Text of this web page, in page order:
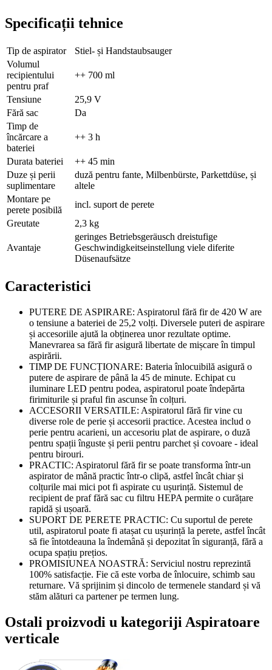
Specificații tehnice
Tip de aspirator
Stiel- și Handstaubsauger
Volumul
recipientului
pentru praf
++ 700 ml
Tensiune
25,9 V
Fără sac
Da
Timp de
încărcare a
bateriei
++ 3 h
Durata bateriei
++ 45 min
Duze și perii
suplimentare
duză pentru fante, Milbenbürste, Parkettdüse, și
altele
Montare pe
perete posibilă
incl. suport de perete
Greutate
2,3 kg
Avantaje
geringes Betriebsgeräusch dreistufige
Geschwindigkeitseinstellung viele diferite
Düsenaufsätze
Caracteristici
PUTERE DE ASPIRARE: Aspiratorul fără fir de 420 W are
o tensiune a bateriei de 25,2 volți. Diversele puteri de aspirare
și accesoriile ajută la obținerea unor rezultate optime.
Manevrarea sa fără fir asigură libertate de mișcare în timpul
aspirării.
TIMP DE FUNCȚIONARE: Bateria înlocuibilă asigură o
putere de aspirare de până la 45 de minute. Echipat cu
iluminare LED pentru podea, aspiratorul poate îndepărta
firimiturile și praful fin ascunse în colțuri.
ACCESORII VERSATILE: Aspiratorul fără fir vine cu
diverse role de perie și accesorii practice. Acestea includ o
perie pentru acarieni, un accesoriu plat de aspirare, o duză
pentru spații înguste și perii pentru parchet și covoare - ideal
pentru birouri.
PRACTIC: Aspiratorul fără fir se poate transforma într-un
aspirator de mână practic într-o clipă, astfel încât chiar și
colțurile mai mici pot fi aspirate cu ușurință. Sistemul de
recipient de praf fără sac cu filtru HEPA permite o curățare
rapidă și ușoară.
SUPORT DE PERETE PRACTIC: Cu suportul de perete
util, aspiratorul poate fi atașat cu ușurință la perete, astfel încât
să fie întotdeauna la îndemână și depozitat în siguranță, fără a
ocupa spațiu prețios.
PROMISIUNEA NOASTRĂ: Serviciul nostru reprezintă
100% satisfacție. Fie că este vorba de înlocuire, schimb sau
returnare. Vă sprijinim și dincolo de termenele standard și vă
stăm alături ca partener pe termen lung.
Ostali proizvodi u kategoriji Aspiratoare
verticale